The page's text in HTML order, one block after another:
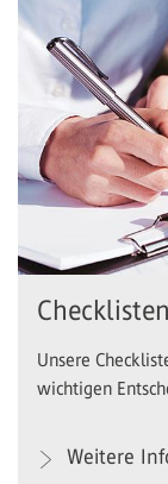
Checklisten
Unsere
wichtigen
Weitere